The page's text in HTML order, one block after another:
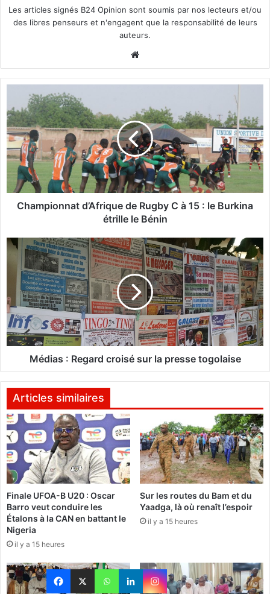
Les articles signés B24 Opinion sont soumis par nos lecteurs et/ou
des libres penseurs et n'engagent que la responsabilité de leurs
auteurs.
bsi
te
a
m
p
i
n
’
q
u
e
d
u
y
C
à
1
5
:
l
e
B
u
r
i
n
Championnat d’Afrique de Rugby C à 15 : le Burkina
étrille le Bénin
M
s
:
R
g
a
d
c
r
o
i
s
é
s
u
r
l
a
r
e
Médias : Regard croisé sur la presse togolaise
Articles similaires
Finale UFOA-B U20 : Oscar
Barro veut conduire les
Étalons à la CAN en battant le
Nigeria
il y a 15 heures
Sur les routes du Bam et du
Yaadga, là où renaît l’espoir
il y a 15 heures